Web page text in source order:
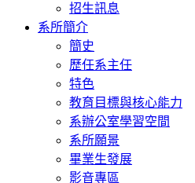
招生訊息
系所簡介
簡史
歷任系主任
特色
教育目標與核心能力
系辦公室學習空間
系所願景
畢業生發展
影音專區